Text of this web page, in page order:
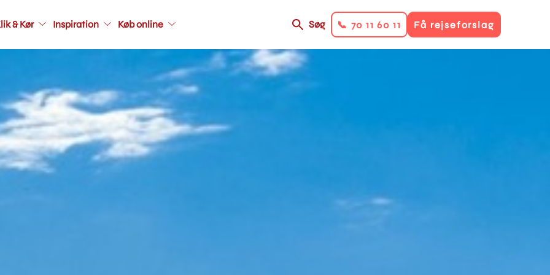
& Kør Inspiration Køb online
secondary
Søg 📞 70 11 60 11 Få rejseforslag